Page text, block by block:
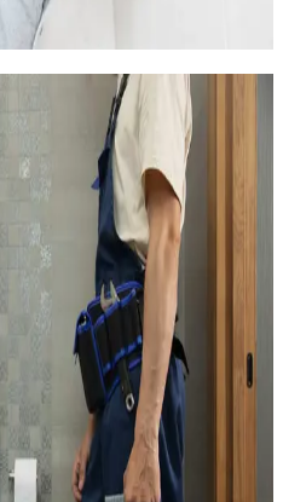
jour même pour les
aux Hauts de
est situé en hauteur dans
est généralement bonne, ce qui
En revanche, l'eau reste
la ville.
canalisations, les mitigeurs et
dépôts peuvent réduire le
les plus sensibles.
:
d'eau compacts adaptés aux
sur l'arrivée d'eau